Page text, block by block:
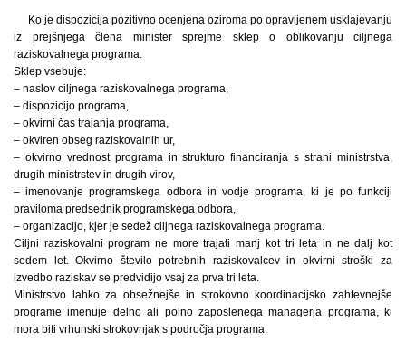
Ko je dispozicija pozitivno ocenjena oziroma po opravljenem usklajevanju
iz prejšnjega člena minister sprejme sklep o oblikovanju ciljnega
raziskovalnega programa.
Sklep vsebuje:
– naslov ciljnega raziskovalnega programa,
– dispozicijo programa,
– okvirni čas trajanja programa,
– okviren obseg raziskovalnih ur,
– okvirno vrednost programa in strukturo financiranja s strani ministrstva,
drugih ministrstev in drugih virov,
– imenovanje programskega odbora in vodje programa, ki je po funkciji
praviloma predsednik programskega odbora,
– organizacijo, kjer je sedež ciljnega raziskovalnega programa.
Ciljni raziskovalni program ne more trajati manj kot tri leta in ne dalj kot
sedem let. Okvirno število potrebnih raziskovalcev in okvirni stroški za
izvedbo raziskav se predvidijo vsaj za prva tri leta.
Ministrstvo lahko za obsežnejše in strokovno koordinacijsko zahtevnejše
programe imenuje delno ali polno zaposlenega managerja programa, ki
mora biti vrhunski strokovnjak s področja programa.